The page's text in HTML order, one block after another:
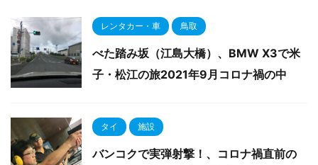
レンタカー・車 鳥取
べた踏み坂（江島大橋）、BMW X3で米
子・松江の旅2021年9月コロナ禍の中
タイ 施設
バンコクで実弾射撃！、コロナ禍直前の